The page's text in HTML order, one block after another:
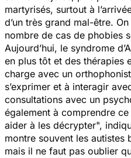
martyrisés, surtout à
d’un très grand mal-être.
nombre de cas de phobies
Aujourd’hui, le syndrome
en plus tôt et des thérapies
charge avec un
s’exprimer et à interagir
consultations avec un
également à comprendre
aider à les décrypter",
montre souvent les autistes
mais il ne faut pas oublier